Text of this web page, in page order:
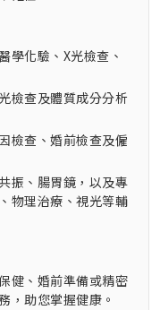
學化驗、X光檢查、
檢查及體質成分分析
檢查、婚前檢查及僱
振、腸胃鏡，以及專
物理治療、視光等輔
健、婚前準備或精密
，助您掌握健康。